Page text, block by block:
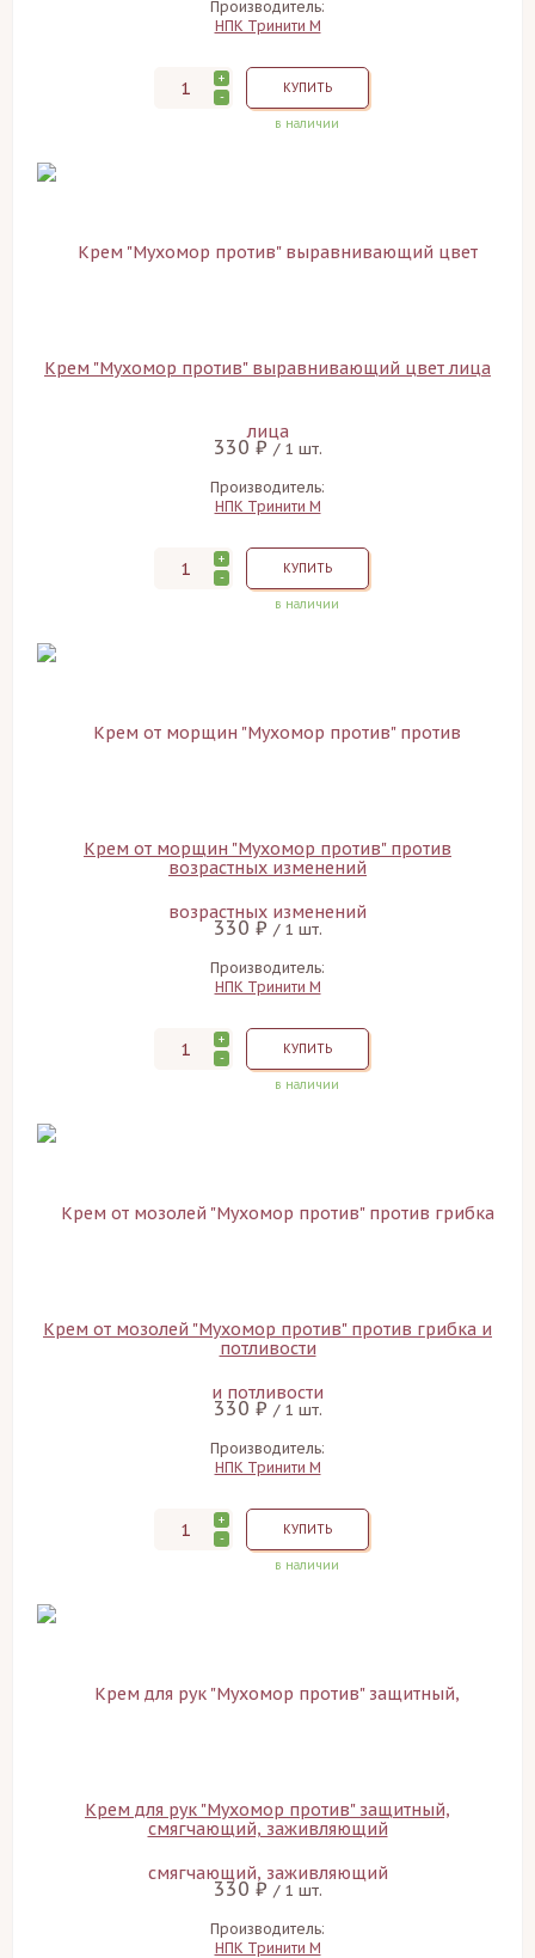
Производитель:
НПК Тринити М
+
-
КУПИТЬ
в наличии
Крем "Мухомор против" выравнивающий цвет лица
330 ₽ / 1 шт.
Производитель:
НПК Тринити М
+
-
КУПИТЬ
в наличии
Крем от морщин "Мухомор против" против
возрастных изменений
330 ₽ / 1 шт.
Производитель:
НПК Тринити М
+
-
КУПИТЬ
в наличии
Крем от мозолей "Мухомор против" против грибка и
потливости
330 ₽ / 1 шт.
Производитель:
НПК Тринити М
+
-
КУПИТЬ
в наличии
Крем для рук "Мухомор против" защитный,
смягчающий, заживляющий
330 ₽ / 1 шт.
Производитель:
НПК Тринити М